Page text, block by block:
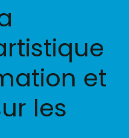
et
les